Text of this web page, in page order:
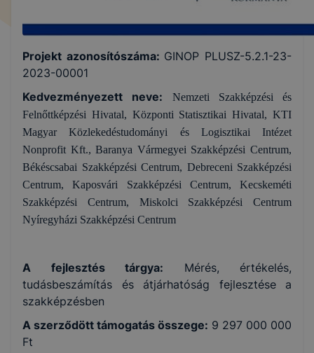
Projekt azonosítószáma: GINOP PLUSZ-5.2.1-23-
2023-00001
Kedvezményezett neve:
Nemzeti Szakképzési és
Felnőttképzési Hivatal, Központi Statisztikai Hivatal, KTI
Magyar Közlekedéstudományi és Logisztikai Intézet
Nonprofit Kft., Baranya Vármegyei Szakképzési Centrum,
Békéscsabai Szakképzési Centrum, Debreceni Szakképzési
Centrum, Kaposvári Szakképzési Centrum, Kecskeméti
Szakképzési Centrum, Miskolci Szakképzési Centrum
Nyíregyházi Szakképzési Centrum
A fejlesztés tárgya: Mérés, értékelés,
tudásbeszámítás és átjárhatóság fejlesztése a
szakképzésben
A szerződött támogatás összege: 9 297 000 000
Ft